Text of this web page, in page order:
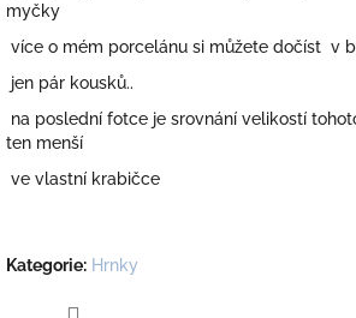
myčky
více o mém porcelánu si můžete dočíst v
jen pár kousků..
na poslední fotce je srovnání velikostí
ten menší
ve vlastní krabičce
Kategorie: Hrnky